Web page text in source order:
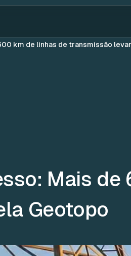
km de linhas de transmissão
Mais
Geotopo